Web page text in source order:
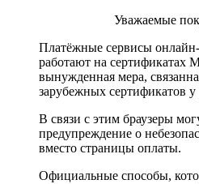
Уважаемые
Платёжные сервисы
работают на
вынужденная мера,
зарубежных сертификатов у
В связи с этим браузеры
предупреждение о
вместо страницы оплаты.
Официальные способы,